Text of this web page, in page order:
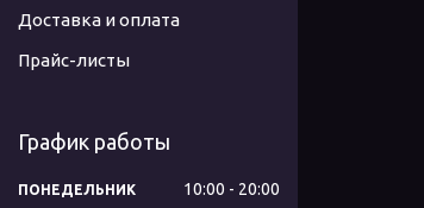
Доставка и оплата
Прайс-листы
График работы
ПОНЕДЕЛЬНИК 10:00 20:00